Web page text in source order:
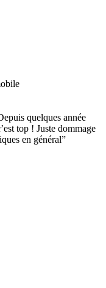
quelques année
top ! Juste dommage
en général”